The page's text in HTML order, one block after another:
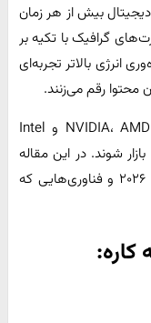
بیش از هر زمان
گرافیک با تکیه بر
انرژی بالاتر تجربه‌ای
محتوا رقم می‌زنند.
رقابت نفس‌گیر میان برندهای بزرگی مانند NVIDIA، AMD و Intel
شوند. در این مقاله
نگاهی داریم به جدیدترین کارت‌های گرافیک ۲۰۲۶ و فناوری‌هایی که